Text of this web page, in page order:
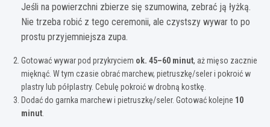
Jeśli na powierzchni zbierze się szumowina, zebrać ją łyżką.
Nie trzeba robić z tego ceremonii, ale czystszy wywar to po
prostu przyjemniejsza zupa.
Gotować wywar pod przykryciem ok. 45–60 minut, aż mięso zacznie
mięknąć. W tym czasie obrać marchew, pietruszkę/seler i pokroić w
plastry lub półplastry. Cebulę pokroić w drobną kostkę.
Dodać do garnka marchew i pietruszkę/seler. Gotować kolejne 10
minut